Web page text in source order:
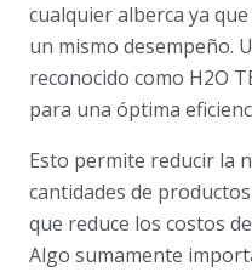
cualquier alberca ya
un mismo desempeño.
reconocido como H2O
para una óptima
Esto permite reducir la
cantidades de
que reduce los costos
Algo sumamente